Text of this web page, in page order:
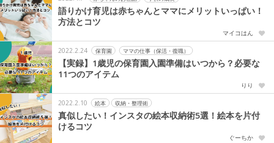
語りかけ育児は赤ちゃんとママにメリットいっぱい！
方法とコツ
マイコはん
2022.2.24 保育園 ママの仕事（保活・復職）
【実録】1歳児の保育園入園準備はいつから？必要な
11つのアイテム
りり
2022.2.10 絵本 収納・整理術
真似したい！インスタの絵本収納術5選！絵本を片付
けるコツ
ぐーちか